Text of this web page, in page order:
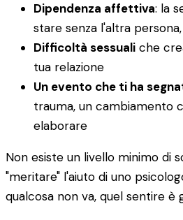
Dipendenza affettiva: la
stare senza l'altra
Difficoltà sessuali che
tua relazione
Un evento che ti ha
trauma, un cambiamento
elaborare
Non esiste un livello minimo di
"meritare" l'aiuto di uno
qualcosa non va, quel sentire è